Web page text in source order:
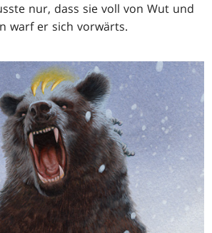
nur, dass sie voll von Wut und
warf er sich vorwärts.